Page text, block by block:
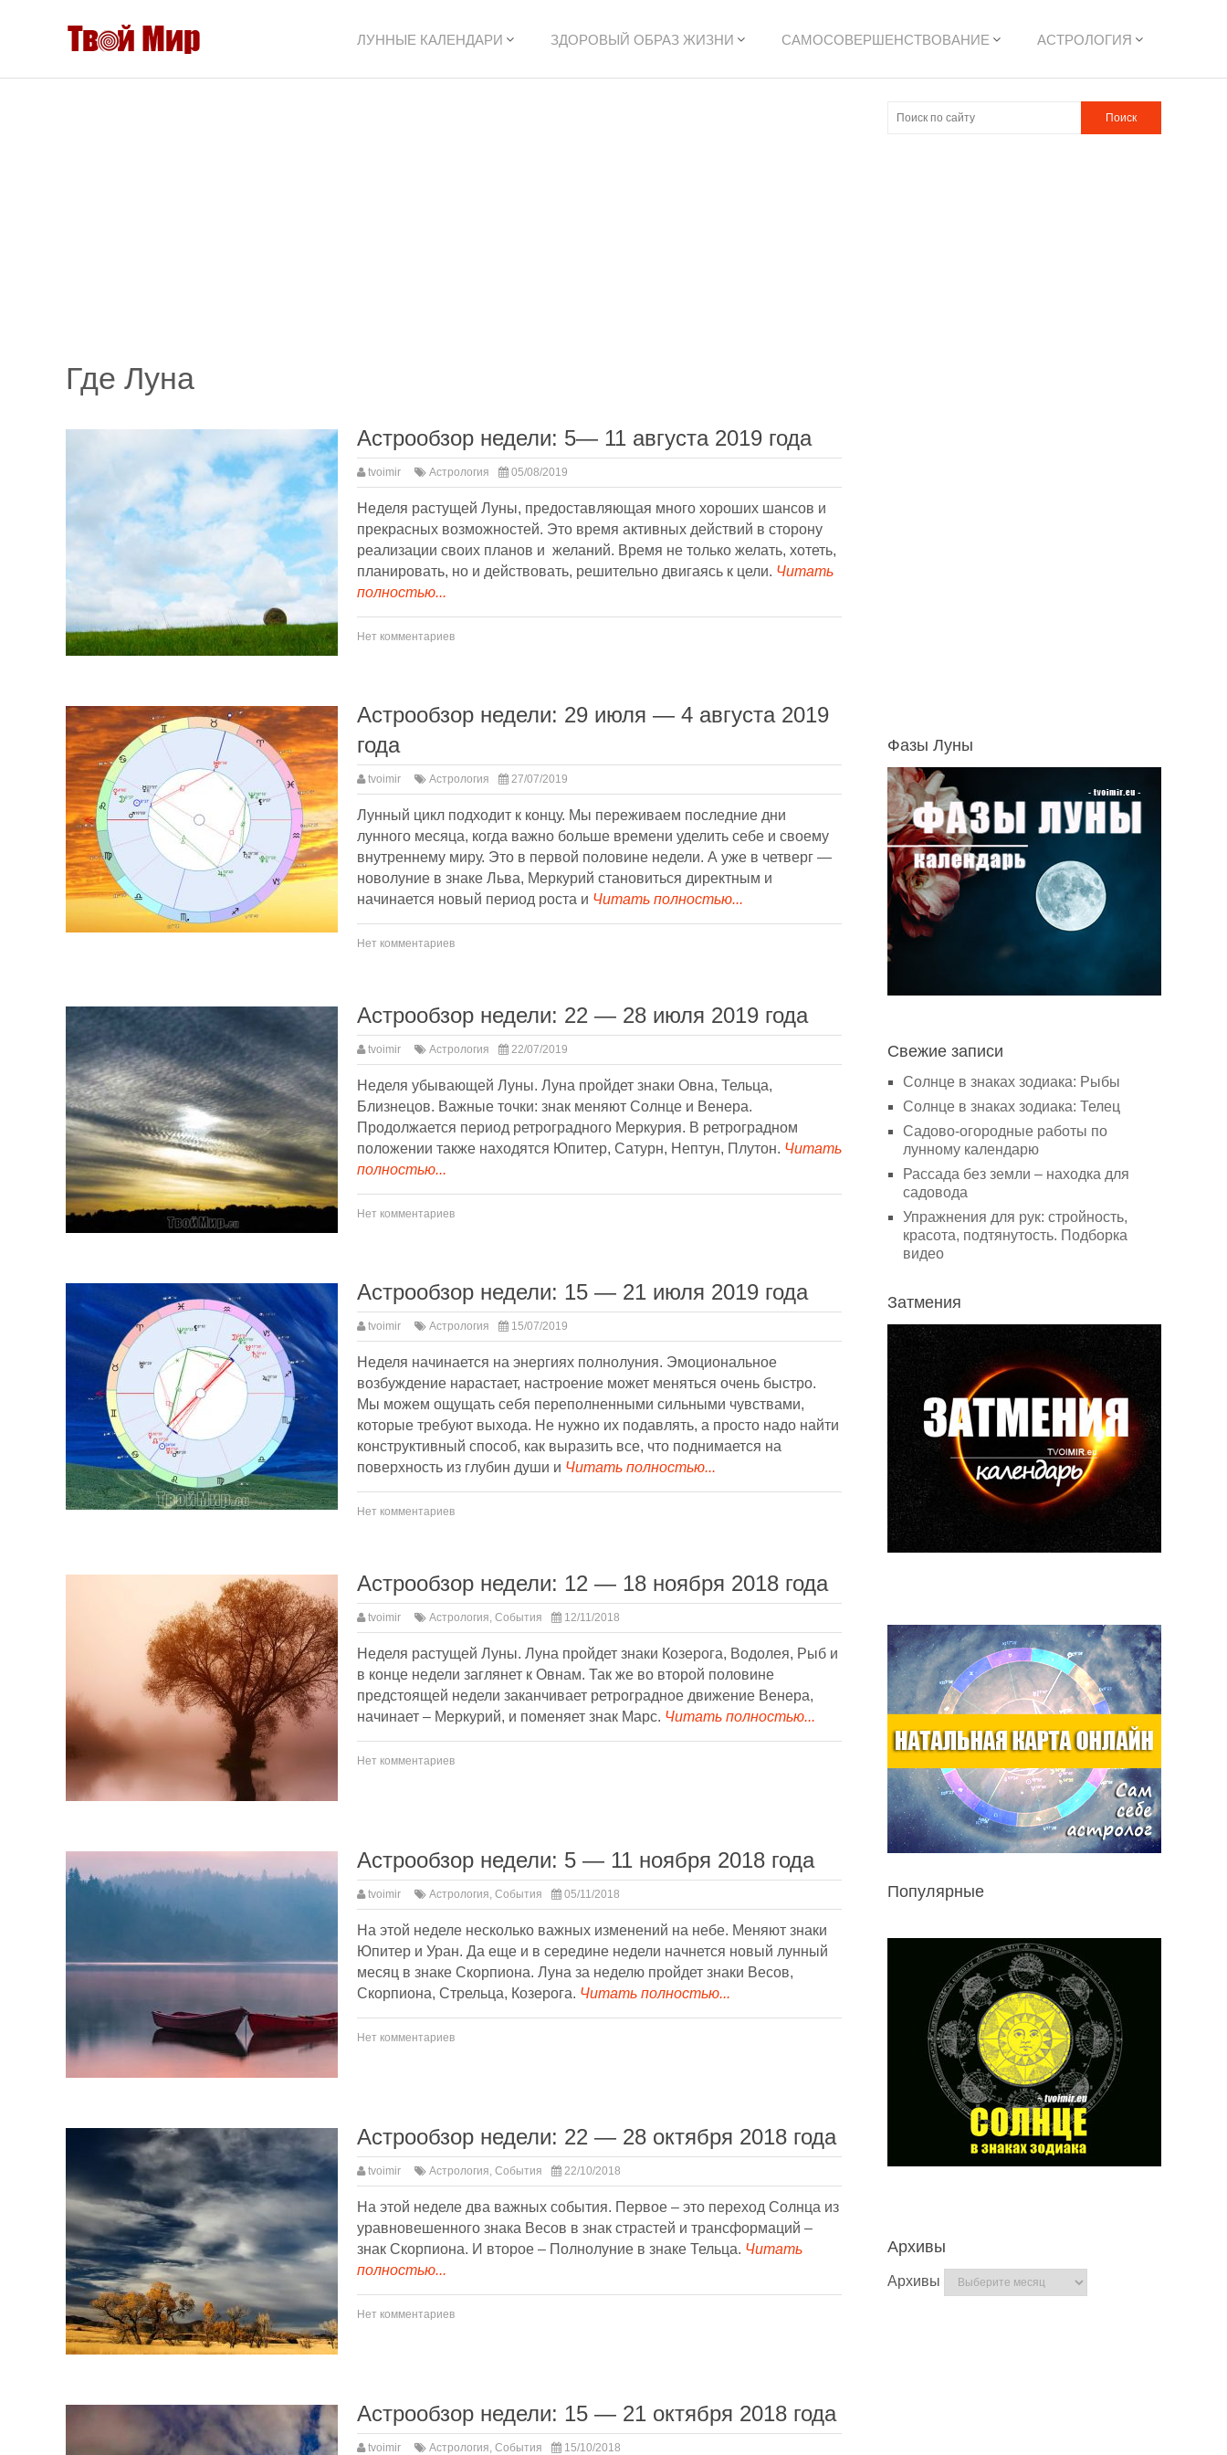
ЛУННЫЕ КАЛЕНДАРИ ЗДОРОВЫЙ ОБРАЗ ЖИЗНИ САМОСОВЕРШЕНСТВОВАНИЕ АСТРОЛОГИЯ
Где Луна
Астрообзор недели: 5— 11 августа 2019 года
tvoimir Астрология 05/08/2019
Неделя растущей Луны, предоставляющая много хороших шансов и
прекрасных возможностей. Это время активных действий в сторону
реализации своих планов и желаний. Время не только желать, хотеть,
планировать, но и действовать, решительно двигаясь к цели. Читать
полностью...
Нет комментариев
Астрообзор недели: 29 июля — 4 августа 2019
года
tvoimir Астрология 27/07/2019
Лунный цикл подходит к концу. Мы переживаем последние дни
лунного месяца, когда важно больше времени уделить себе и своему
внутреннему миру. Это в первой половине недели. А уже в четверг —
новолуние в знаке Льва, Меркурий становиться директным и
начинается новый период роста и Читать полностью...
Нет комментариев
Астрообзор недели: 22 — 28 июля 2019 года
tvoimir Астрология 22/07/2019
Неделя убывающей Луны. Луна пройдет знаки Овна, Тельца,
Близнецов. Важные точки: знак меняют Солнце и Венера.
Продолжается период ретроградного Меркурия. В ретроградном
положении также находятся Юпитер, Сатурн, Нептун, Плутон. Читать
полностью...
Нет комментариев
Астрообзор недели: 15 — 21 июля 2019 года
tvoimir Астрология 15/07/2019
Неделя начинается на энергиях полнолуния. Эмоциональное
возбуждение нарастает, настроение может меняться очень быстро.
Мы можем ощущать себя переполненными сильными чувствами,
которые требуют выхода. Не нужно их подавлять, а просто надо найти
конструктивный способ, как выразить все, что поднимается на
поверхность из глубин души и Читать полностью...
Нет комментариев
Астрообзор недели: 12 — 18 ноября 2018 года
tvoimir Астрология, События 12/11/2018
Неделя растущей Луны. Луна пройдет знаки Козерога, Водолея, Рыб и
в конце недели заглянет к Овнам. Так же во второй половине
предстоящей недели заканчивает ретроградное движение Венера,
начинает – Меркурий, и поменяет знак Марс. Читать полностью...
Нет комментариев
Астрообзор недели: 5 — 11 ноября 2018 года
tvoimir Астрология, События 05/11/2018
На этой неделе несколько важных изменений на небе. Меняют знаки
Юпитер и Уран. Да еще и в середине недели начнется новый лунный
месяц в знаке Скорпиона. Луна за неделю пройдет знаки Весов,
Скорпиона, Стрельца, Козерога. Читать полностью...
Нет комментариев
Астрообзор недели: 22 — 28 октября 2018 года
tvoimir Астрология, События 22/10/2018
На этой неделе два важных события. Первое – это переход Солнца из
уравновешенного знака Весов в знак страстей и трансформаций –
знак Скорпиона. И второе – Полнолуние в знаке Тельца. Читать
полностью...
Нет комментариев
Астрообзор недели: 15 — 21 октября 2018 года
tvoimir Астрология, События 15/10/2018
Фазы Луны
Свежие записи
Солнце в знаках зодиака: Рыбы
Солнце в знаках зодиака: Телец
Садово-огородные работы по
лунному календарю
Рассада без земли – находка для
садовода
Упражнения для рук: стройность,
красота, подтянутость. Подборка
видео
Затмения
Популярные
Архивы
Архивы